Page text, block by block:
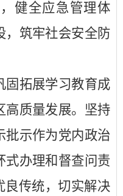
健全应急管理体
，筑牢社会安全防
固拓展学习教育成
质量发展。 坚持
批示作为党内政治
式办理和督查问责
良传统，切实解决